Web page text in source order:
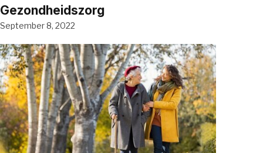
Gezondheidszorg
September 8, 2022